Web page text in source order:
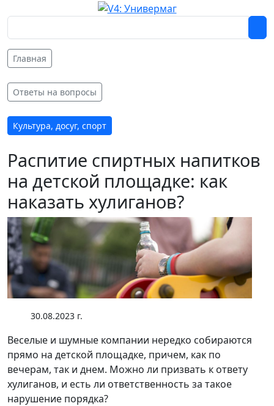
Главная
Ответы на вопросы
Культура, досуг, спорт
Распитие спиртных напитков
на детской площадке: как
наказать хулиганов?
30.08.2023 г.
Веселые и шумные компании нередко собираются
прямо на детской площадке, причем, как по
вечерам, так и днем. Можно ли призвать к ответу
хулиганов, и есть ли ответственность за такое
нарушение порядка?